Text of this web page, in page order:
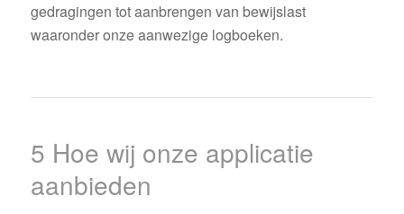
gedragingen tot aanbrengen van bewijslast
waaronder onze aanwezige logboeken.
5 Hoe wij onze applicatie
aanbieden